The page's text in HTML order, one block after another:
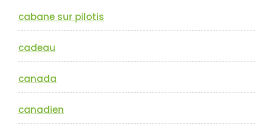
cabane sur pilotis
cadeau
canada
canadien